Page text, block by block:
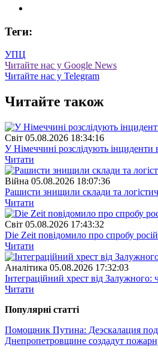
Теги:
УПЦ
Читайте нас у Google News
Читайте нас у Telegram
Читайте також
Свiт 05.08.2026 18:34:16
У Німеччині розслідують інциденти
Читати
Війна 05.08.2026 18:07:36
Рашисти знищили склади та
Читати
Свiт 05.08.2026 17:43:32
Die Zeit повідомило про спробу
Читати
Аналітика 05.08.2026 17:32:03
Інтеграційний хрест від
Читати
Популярнi статтi
Помощник Путина: Деэскалация
Днепропетровщине создадут